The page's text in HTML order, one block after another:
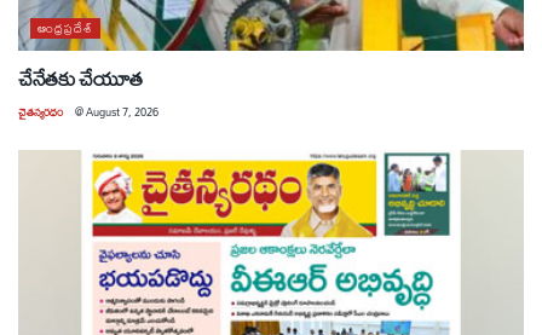
ఆంధ్రప్రదేశ్
చేనేతకు చేయూత
చైతన్యరధం @August 7, 2026